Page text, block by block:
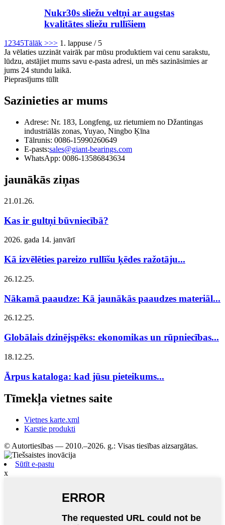
Nukr30s sliežu veltņi ar augstas
kvalitātes sliežu rullīšiem
12345Tālāk >>> 1. lappuse / 5
Ja vēlaties uzzināt vairāk par mūsu produktiem vai cenu sarakstu,
lūdzu, atstājiet mums savu e-pasta adresi, un mēs sazināsimies ar
jums 24 stundu laikā.
Pieprasījums tūlīt
Sazinieties ar mums
Adrese: Nr. 183, Longfeng, uz rietumiem no Džantingas
industriālās zonas, Yuyao, Ningbo Ķīna
Tālrunis: 0086-15990260649
E-pasts:sales@giant-bearings.com
WhatsApp: 0086-13586843634
jaunākās ziņas
21.01.26.
Kas ir gultņi būvniecībā?
2026. gada 14. janvārī
Kā izvēlēties pareizo rullīšu ķēdes ražotāju...
26.12.25.
Nākamā paaudze: Kā jaunākās paaudzes materiāl...
26.12.25.
Globālais dzinējspēks: ekonomikas un rūpniecības...
18.12.25.
Ārpus kataloga: kad jūsu pieteikums...
Tīmekļa vietnes saite
Vietnes karte.xml
Karstie produkti
© Autortiesības — 2010.–2026. g.: Visas tiesības aizsargātas.
Sūtīt e-pastu
x